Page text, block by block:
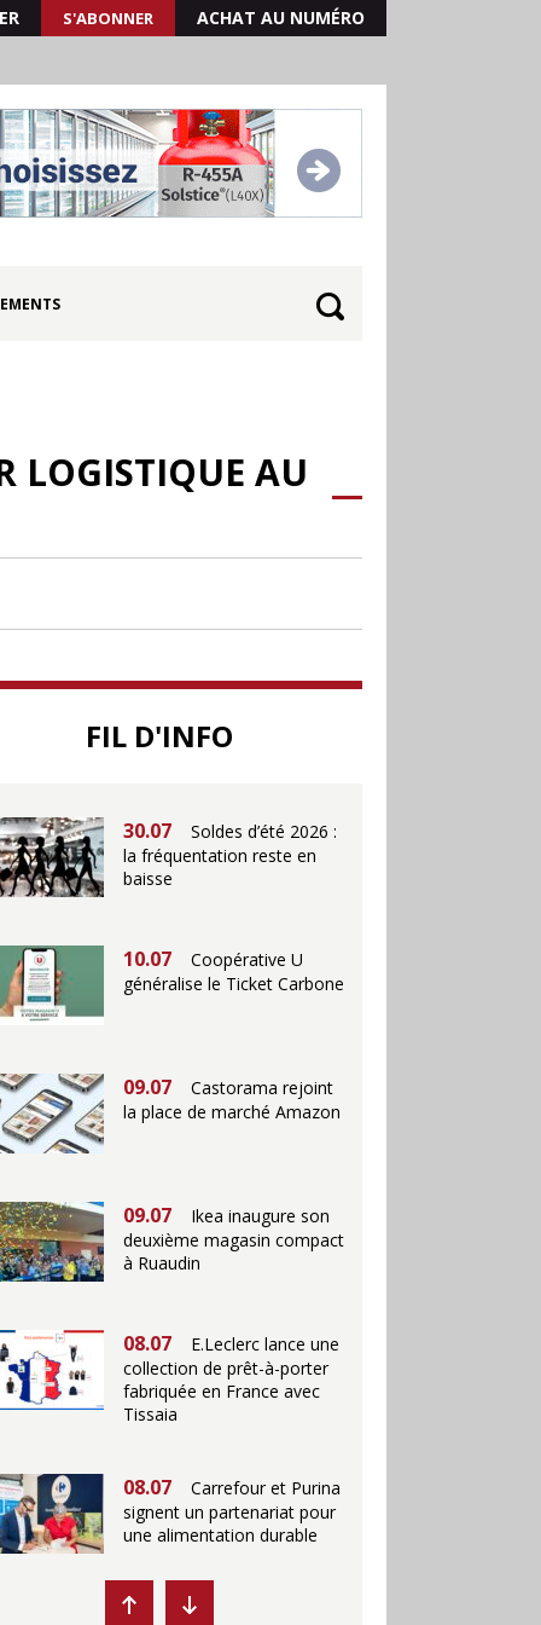
S'ABONNER ACHAT AU NUMÉRO
LOGISTIQUE AU
FIL D'INFO
30.06
Canicule : les
soutenir le commerce
magasin à La Défense
30.07
Soldes d’été 2026 :
la fréquentation reste en
baisse
10.07
Coopérative U
généralise le Ticket Carbone
09.07
Castorama rejoint
la place de marché Amazon
09.07
Ikea inaugure son
deuxième magasin compact
à Ruaudin
08.07
E.Leclerc lance une
collection de prêt-à-porter
fabriquée en France avec
Tissaia
08.07
Carrefour et Purina
signent un partenariat pour
une alimentation durable
07.07
Ikea propose des